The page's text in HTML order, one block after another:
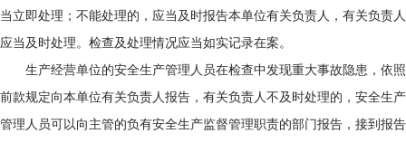
当立即处理；不能处理的，应当及时报告本单位有关负责人，有关负责人
应当及时处理。检查及处理情况应当如实记录在案。
生产经营单位的安全生产管理人员在检查中发现重大事故隐患，依照
前款规定向本单位有关负责人报告，有关负责人不及时处理的，安全生产
管理人员可以向主管的负有安全生产监督管理职责的部门报告，接到报告